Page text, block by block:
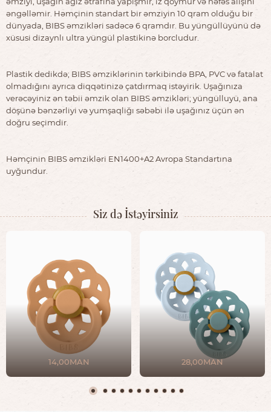
əngəlləmir. Həmçinin standart bir əmziyin 10 qram olduğu bir
dünyada, BIBS əmzikləri sadəcə 6 qramdır. Bu yüngüllüyünü də
xüsusi dizaynlı ultra yüngül plastikinə borcludur.
Plastik dedikdə; BIBS əmziklərinin tərkibində BPA, PVC və fatalat
olmadığını ayrıca diqqətinizə çatdırmaq istəyirik. Uşağınıza
verəcəyiniz ən təbii əmzik olan BIBS əmzikləri; yüngülluyü, ana
döşünə bənzərliyi və yumşaqliğı səbəbi ilə uşağınız üçün ən
doğru seçimdir.
Həmçinin BIBS əmzikləri EN1400+A2 Avropa Standartına
uyğundur.
Siz də İstəyirsiniz
14,00MAN 28,00MAN